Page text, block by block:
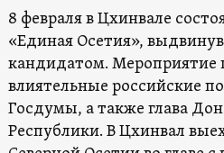
8 февраля в Цхинвале
«Единая Осетия»,
кандидатом. Мероприятие
влиятельные российские
Госдумы, а также глава
Республики. В Цхинвал